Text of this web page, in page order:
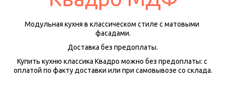
Модульная кухня в классическом стиле с матовыми
фасадами.
Доставка без предоплаты.
Купить кухню классика Квадро можно без предоплаты: с
оплатой по факту доставки или при самовывозе со склада.